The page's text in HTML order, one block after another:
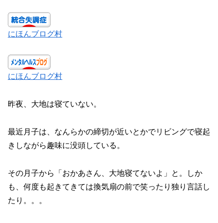
にほんブログ村
にほんブログ村
昨夜、大地は寝ていない。
最近月子は、なんらかの締切が近いとかでリビングで寝起
きしながら趣味に没頭している。
その月子から「おかあさん、大地寝てないよ」と。しか
も、何度も起きてきては換気扇の前で笑ったり独り言話し
たり。。。